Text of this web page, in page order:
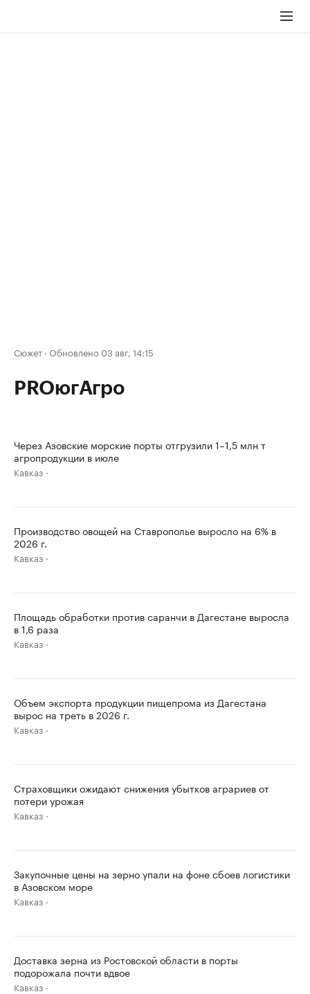
Сюжет · Обновлено 03 авг, 14:15
PROюгАгро
Через Азовские морские порты отгрузили 1–1,5 млн т
агропродукции в июле
Кавказ
Производство овощей на Ставрополье выросло на 6% в
2026 г.
Кавказ
Площадь обработки против саранчи в Дагестане выросла
в 1,6 раза
Кавказ
Объем экспорта продукции пищепрома из Дагестана
вырос на треть в 2026 г.
Кавказ
Страховщики ожидают снижения убытков аграриев от
потери урожая
Кавказ
Закупочные цены на зерно упали на фоне сбоев логистики
в Азовском море
Кавказ
Доставка зерна из Ростовской области в порты
подорожала почти вдвое
Кавказ